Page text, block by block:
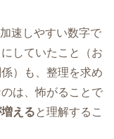
速しやすい数字で
していたこと（お
）も、整理を求め
は、怖がることで
えると理解するこ